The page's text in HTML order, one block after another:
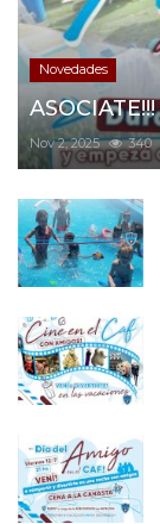
Novedades
ASOCIATE!!!
Nov 2, 2025 340